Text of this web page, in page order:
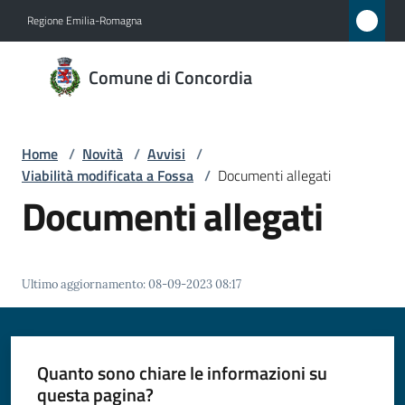
Regione Emilia-Romagna
Comune di Concordia
Comune
di
Servizi
Vivere
Concordia
Home / Novità / Avvisi /
Viabilità modificata a Fossa / Documenti allegati
Documenti allegati
Ultimo aggiornamento:08-09-2023 08:17
Quanto sono chiare le informazioni su
questa pagina?